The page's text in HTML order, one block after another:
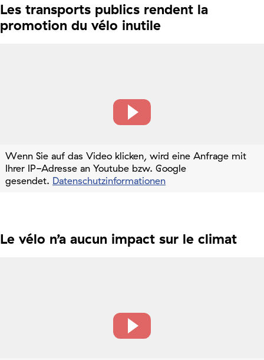
Les transports publics rendent la
promotion du vélo inutile
Wenn Sie auf das Video klicken, wird eine Anfrage mit
Ihrer IP-Adresse an Youtube bzw. Google
gesendet. Datenschutzinformationen
Le vélo n’a aucun impact sur le climat